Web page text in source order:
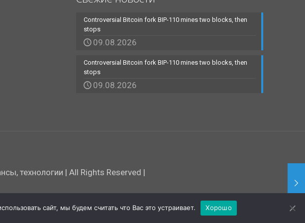
Controversial Bitcoin fork BIP-110 mines two blocks, then
stops
09.08.2026
Controversial Bitcoin fork BIP-110 mines two blocks, then
stops
09.08.2026
технологии | All Rights Reserved |
сайт, мы будем считать что Вас это устраивает. Хорошо